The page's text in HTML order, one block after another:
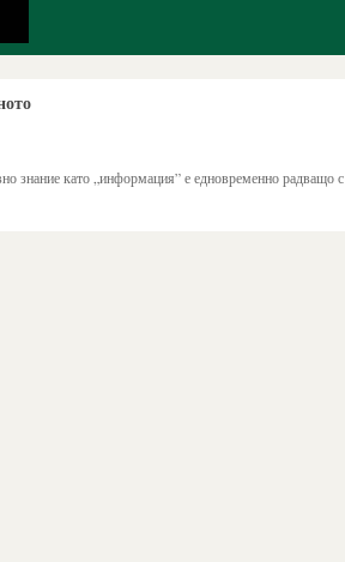
знание като „информация” е едновременно радващо с